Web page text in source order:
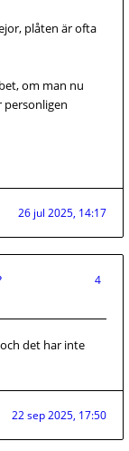
plåten är ofta
om man nu
personligen
26 jul 2025, 14:17
4
det har inte
22 sep 2025, 17:50